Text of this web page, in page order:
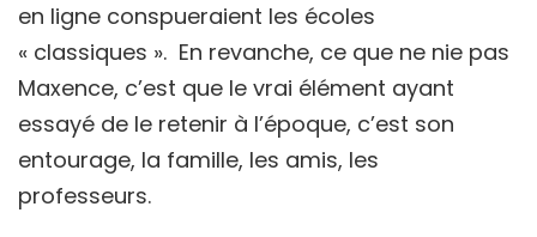
en ligne conspueraient les écoles
« classiques ». En revanche, ce que ne nie pas
Maxence, c’est que le vrai élément ayant
essayé de le retenir à l’époque, c’est son
entourage, la famille, les amis, les
professeurs.